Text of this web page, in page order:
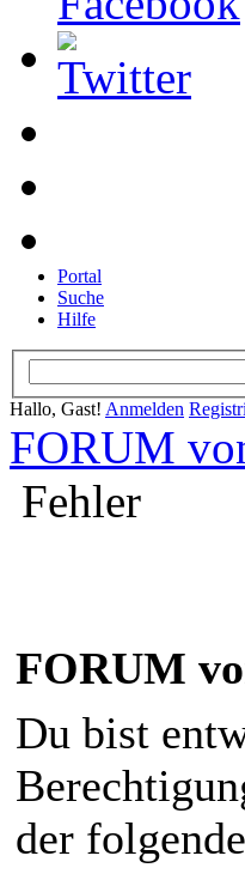
Portal
Suche
Hilfe
Hallo, Gast! Anmelden
FORUM
Fehler
FORUM
Du bist
der